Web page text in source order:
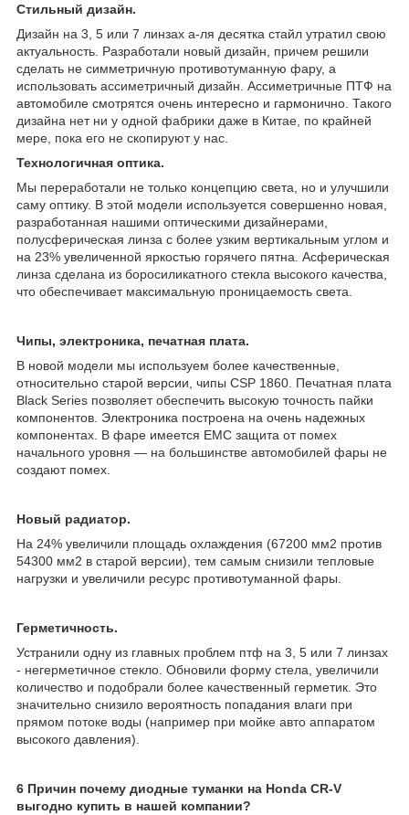
Стильный дизайн.
Дизайн на 3, 5 или 7 линзах а-ля десятка стайл утратил свою
актуальность. Разработали новый дизайн, причем решили
сделать не симметричную противотуманную фару, а
использовать ассиметричный дизайн. Ассиметричные ПТФ на
автомобиле смотрятся очень интересно и гармонично. Такого
дизайна нет ни у одной фабрики даже в Китае, по крайней
мере, пока его не скопируют у нас.
Технологичная оптика.
Мы переработали не только концепцию света, но и улучшили
саму оптику. В этой модели используется совершенно новая,
разработанная нашими оптическими дизайнерами,
полусферическая линза с более узким вертикальным углом и
на 23% увеличенной яркостью горячего пятна. Асферическая
линза сделана из боросиликатного стекла высокого качества,
что обеспечивает максимальную проницаемость света.
Чипы, электроника, печатная плата.
В новой модели мы используем более качественные,
относительно старой версии, чипы CSP 1860. Печатная плата
Black Series позволяет обеспечить высокую точность пайки
компонентов. Электроника построена на очень надежных
компонентах. В фаре имеется EMC защита от помех
начального уровня — на большинстве автомобилей фары не
создают помех.
Новый радиатор.
На 24% увеличили площадь охлаждения (67200 мм2 против
54300 мм2 в старой версии), тем самым снизили тепловые
нагрузки и увеличили ресурс противотуманной фары.
Герметичность.
Устранили одну из главных проблем птф на 3, 5 или 7 линзах
- негерметичное стекло. Обновили форму стела, увеличили
количество и подобрали более качественный герметик. Это
значительно снизило вероятность попадания влаги при
прямом потоке воды (например при мойке авто аппаратом
высокого давления).
6 Причин почему диодные туманки на Honda CR-V
выгодно купить в нашей компании?